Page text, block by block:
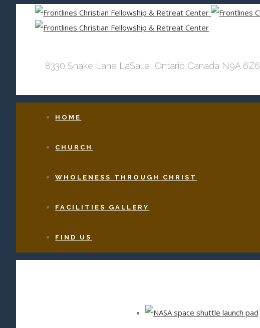
8330 Snake Lane LaSalle, Ontario Canada N9A 6Z6
HOME
CHURCH
WHOLENESS THROUGH CHRIST
FACILITIES GALLERY
FIND US
View